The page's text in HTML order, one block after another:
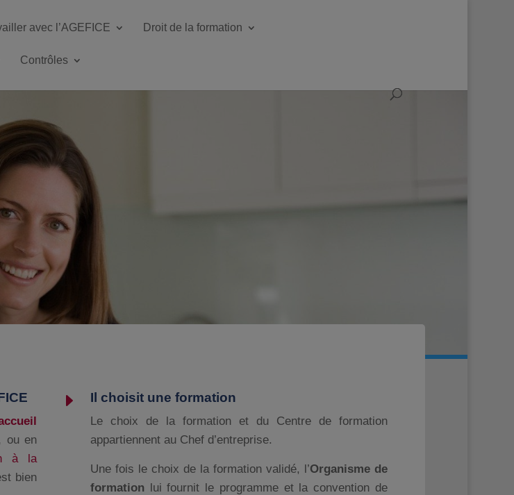
avec l’AGEFICE Droit de la formation
Contrôles
ou en
à la
bien
E Il choisit une formation
Le choix de la formation et du Centre de formation
appartiennent au Chef d’entreprise.
Une fois le choix de la formation validé, l’Organisme de
formationlui fournit le programme et la convention de